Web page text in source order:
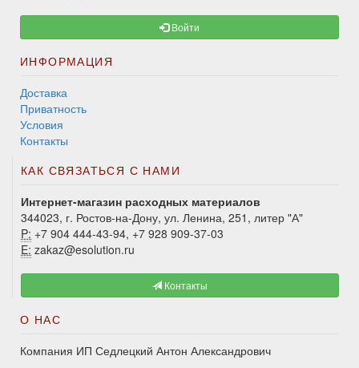
Войти
ИНФОРМАЦИЯ
Доставка
Приватность
Условия
Контакты
КАК СВЯЗАТЬСЯ С НАМИ
Интернет-магазин расходных материалов
344023, г. Ростов-на-Дону, ул. Ленина, 251, литер "А"
P: +7 904 444-43-94, +7 928 909-37-03
E: zakaz@esolution.ru
Контакты
О НАС
Компания ИП Седлецкий Антон Александрович